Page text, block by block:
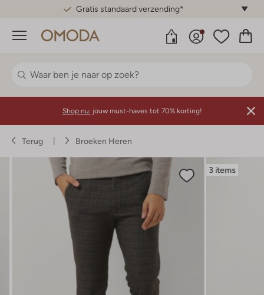
Gratis standaard verzending*
Menu
Shop nu: jouw must-haves tot 70% korting!
Terug Broeken Heren
3 items